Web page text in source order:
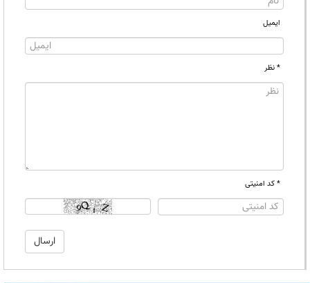
ایمیل
* نظر
* کد امنیتی